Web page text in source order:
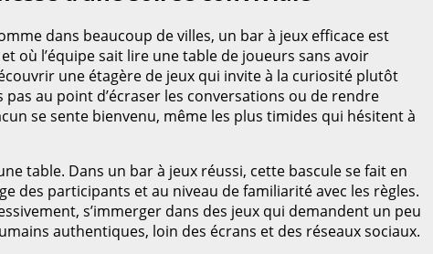
dans beaucoup de villes, un bar à jeux efficace est
où l’équipe sait lire une table de joueurs sans avoir
une étagère de jeux qui invite à la curiosité plutôt
au point d’écraser les conversations ou de rendre
se sente bienvenu, même les plus timides qui hésitent à
table. Dans un bar à jeux réussi, cette bascule se fait en
des participants et au niveau de familiarité avec les règles.
s’immerger dans des jeux qui demandent un peu
authentiques, loin des écrans et des réseaux sociaux.